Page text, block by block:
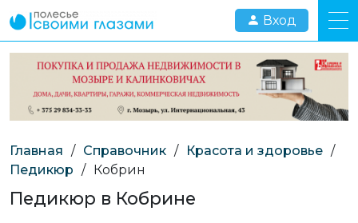
Вход
Главная / Справочник / Красота и здоровье /
Педикюр / Кобрин
Педикюр в Кобрине